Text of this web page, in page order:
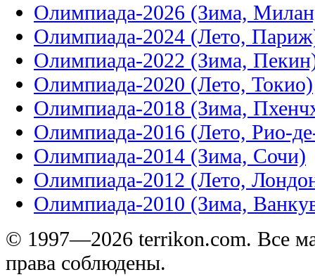
Олимпиада-2026 (Зима,
Олимпиада-2024 (Лето,
Олимпиада-2022 (Зима,
Олимпиада-2020 (Лето, Токио)
Олимпиада-2018 (Зима,
Олимпиада-2016 (Лето, Рио-
Олимпиада-2014 (Зима, Сочи)
Олимпиада-2012 (Лето,
Олимпиада-2010 (Зима,
© 1997—2026 terrikon.com. Все
права соблюдены.